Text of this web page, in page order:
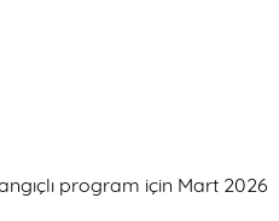
program için Mart 2026